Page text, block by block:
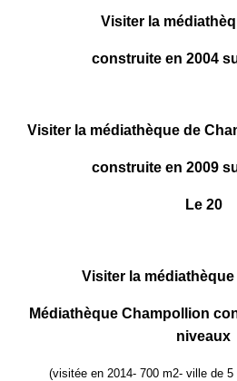
Visiter la
construite en 2004
Visiter la médiathèque de
construite en 2009
Le 20
Visiter la
Médiathèque Champollion
niveaux
(visitée en 2014- 700 m2- ville de